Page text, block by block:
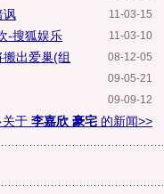
11-03-15
讽
11-03-10
-搜狐娱乐
08-12-05
出爱巢(组
09-05-21
09-09-12
关于 李嘉欣 豪宅 的新闻>>